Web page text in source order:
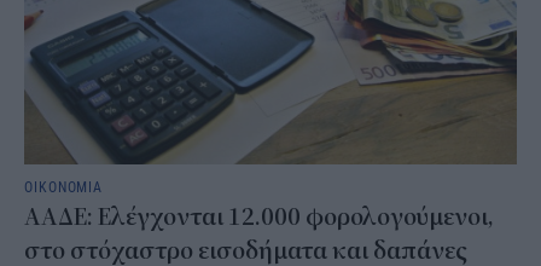
ΟΙΚΟΝΟΜΙΑ
ΑΑΔΕ: Ελέγχονται 12.000 φορολογούμενοι,
στο στόχαστρο εισοδήματα και δαπάνες